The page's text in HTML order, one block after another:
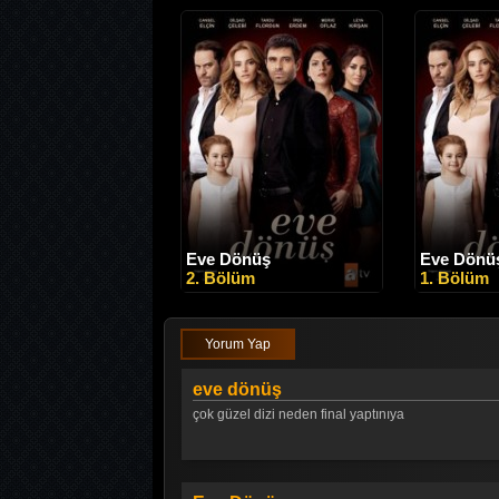
Eve Dönüş
2. Bölüm
Eve
1. Bölüm
Yorum Yap
eve dönüş
çok güzel dizi neden final yaptınıya